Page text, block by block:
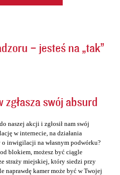
– jesteś na „tak”
swój absurd
naszej akcji i zgłosił nam swój
w internecie, na działania
o inwigilacji na własnym podwórku?
blokiem, możesz być ciągle
straży miejskiej, który siedzi przy
naprawdę kamer może być w Twojej